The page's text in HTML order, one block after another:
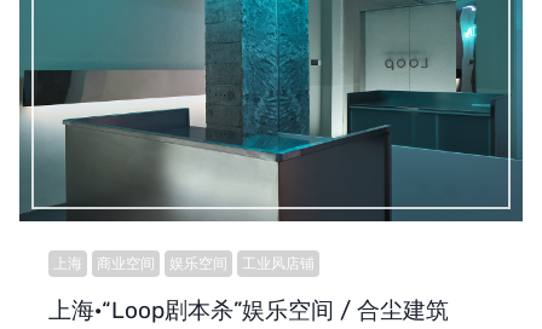
上海 商业空间 娱乐空间 工业风店铺
上海·“Loop剧本杀”娱乐空间 / 合尘建筑